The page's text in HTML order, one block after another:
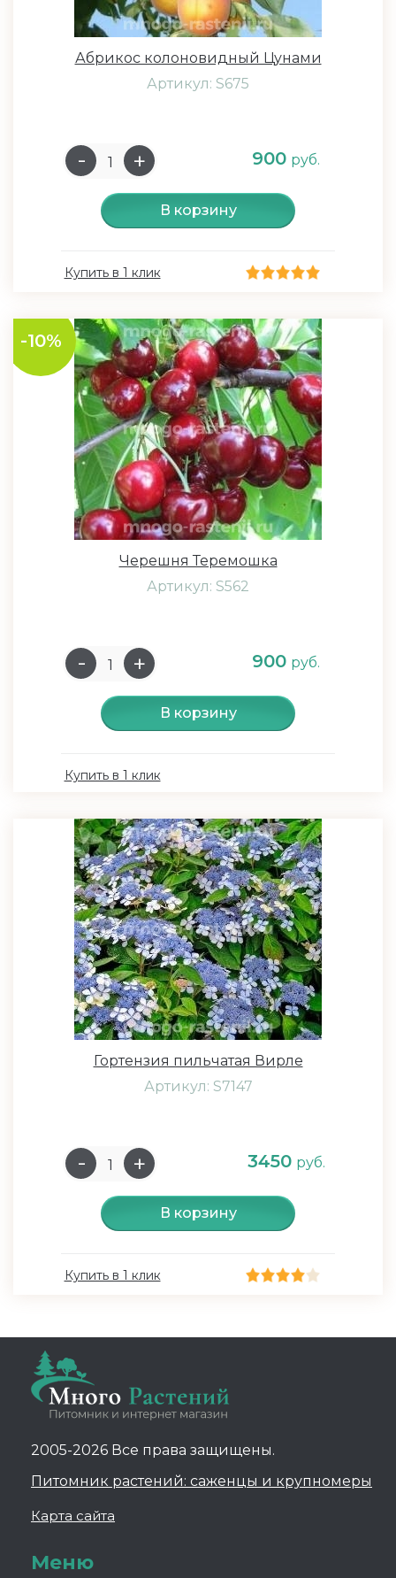
Абрикос колоновидный Цунами
Артикул: S675
900 руб.
В корзину
Купить в 1 клик
-10%
Черешня Теремошка
Артикул: S562
900 руб.
В корзину
Купить в 1 клик
Гортензия пильчатая Вирле
Артикул: S7147
3450 руб.
В корзину
Купить в 1 клик
2005-2026 Все права защищены.
Питомник растений: саженцы и крупномеры
Карта сайта
Меню